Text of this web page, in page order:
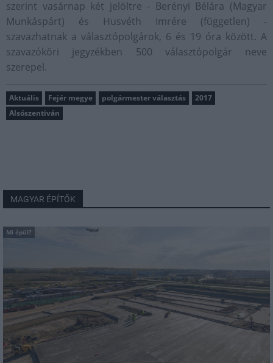
szerint vasárnap két jelöltre - Berényi Bélára (Magyar
Munkáspárt) és Husvéth Imrére (független) -
szavazhatnak a választópolgárok, 6 és 19 óra között. A
szavazóköri jegyzékben 500 választópolgár neve
szerepel.
Aktuális Fejér megye polgármester választás
2017
Alsószentiván
MAGYAR ÉPÍTŐK
Mi épül?